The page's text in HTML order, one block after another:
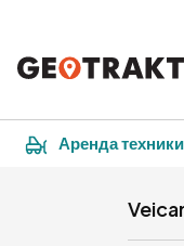
Аренда техники
|